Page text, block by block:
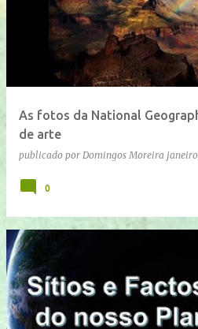
n
As fotos da National
de arte
publicado por Domingos Moreira janeiro
0